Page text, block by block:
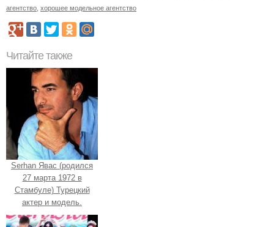
агентство хорошее модельное агентство
Читайте также
Serhan Явас (родился
27 марта 1972 в
Стамбуле) Турецкий
актер и модель.